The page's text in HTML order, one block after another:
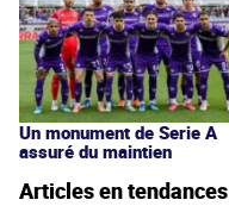
Un monument de Serie A
assuré du maintien
Articles en tendances